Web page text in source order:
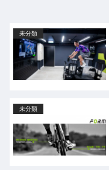
未分類
未分類